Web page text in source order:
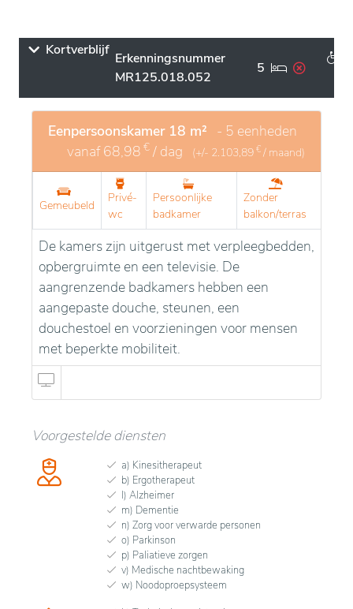
Kortverblijf Erkenningsnummer
MR125.018.052
5
Eenpersoonskamer 18 m² - 5 eenheden
vanaf68,98 € / dag (+/- 2.103,89 € / maand)
Gemeubeld
Privé-
wc
Persoonlijke
badkamer
Zonder
balkon/terras
De kamers zijn uitgerust met verpleegbedden,
opbergruimte en een televisie. De
aangrenzende badkamers hebben een
aangepaste douche, steunen, een
douchestoel en voorzieningen voor mensen
met beperkte mobiliteit.
Voorgestelde diensten
a) Kinesitherapeut
b) Ergotherapeut
l) Alzheimer
m) Dementie
n) Zorg voor verwarde personen
o) Parkinson
p) Paliatieve zorgen
v) Medische nachtbewaking
w) Noodoproepsysteem